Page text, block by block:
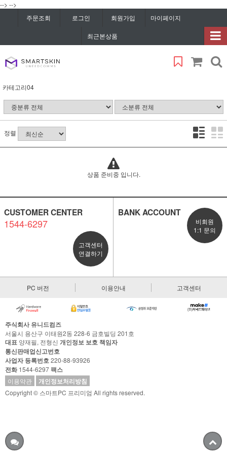
--> -->
주문조회
로그인 회원가입 마이페이지
최근본상품
카테고리04
정렬
상품 준비중 입니다.
CUSTOMER CENTER
1544-6297
고객센터
연결하기
BANK ACCOUNT
비회원
1:1 문의
PC 버전 이용안내 고객센터
주식회사 유니드컴즈
서울시 용산구 이태원2동 228-6 금호빌딩 201호
대표 양재필, 전형신 개인정보 보호 책임자
통신판매업신고번호
사업자 등록번호220-88-93926
전화1544-6297팩스
이용약관 개인정보처리방침
Copyright © 스마트PC 프리미엄 All rights reserved.